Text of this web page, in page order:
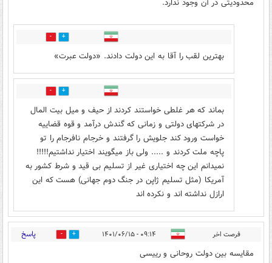
محدودیتی در آن وجود ندارد.
26
بهترین لقب را آقا به این دولت دادند. «دولت عبرت»
24
بماند که هر غلطی خواستند کردند از حیف و میل بیت المال
در شرکتهای دولتی و زمانی که گندش درآمد و قوه قضاییه
خواست ورود کند جلویش را گرفتند و خرجام نافرجام را تو
پاچه ملت کردند و ..... ولی باز میگویند اختیار نداشتیم!!!!!
نمیدانم این چه اختیاری غیر از تسلیم بی قید و شرط کشور به
آمریکا (مثل تسلیم ژاپن در جنگ دوم جهانی) هست که این
ارازل نداشته اند و نکرده اند
فرصت اخر ۰۹:۱۴ - ۱۴۰۱/۰۶/۱۵ 10 پاسخ
مقایسه بین دولت روحانی و رییسی